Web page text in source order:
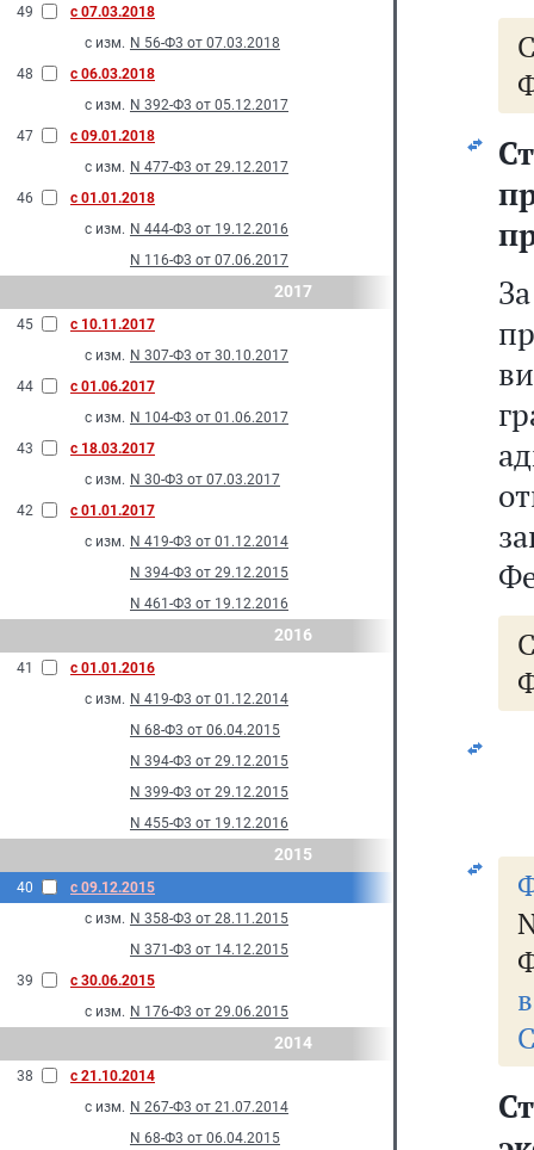
49
с 07.03.2018
с изм. N 56-Ф3 от 07.03.2018
48
с 06.03.2018
с изм. N 392-Ф3 от 05.12.2017
47
с 09.01.2018
с изм. N 477-Ф3 от 29.12.2017
46
с 01.01.2018
с изм. N 444-Ф3 от 19.12.2016
N 116-Ф3 от 07.06.2017
2017
45
с 10.11.2017
с изм. N 307-Ф3 от 30.10.2017
44
с 01.06.2017
с изм. N 104-Ф3 от 01.06.2017
43
с 18.03.2017
с изм. N 30-Ф3 от 07.03.2017
42
с 01.01.2017
с изм. N 419-Ф3 от 01.12.2014
N 394-Ф3 от 29.12.2015
N 461-Ф3 от 19.12.2016
2016
41
с 01.01.2016
с изм. N 419-Ф3 от 01.12.2014
N 68-Ф3 от 06.04.2015
N 394-Ф3 от 29.12.2015
N 399-Ф3 от 29.12.2015
N 455-Ф3 от 19.12.2016
2015
40
с 09.12.2015
с изм. N 358-Ф3 от 28.11.2015
N 371-Ф3 от 14.12.2015
39
с 30.06.2015
с изм. N 176-Ф3 от 29.06.2015
2014
38
с 21.10.2014
с изм. N 267-Ф3 от 21.07.2014
N 68-Ф3 от 06.04.2015